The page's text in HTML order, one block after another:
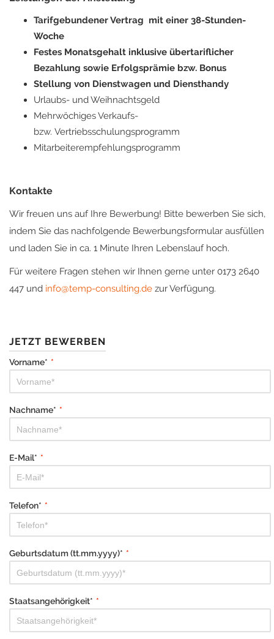
Tarifgebundener Vertrag mit einer 38-Stunden-
Woche
Festes Monatsgehalt inklusive übertariflicher
Bezahlung sowie Erfolgsprämie bzw. Bonus
Stellung von Dienstwagen und Diensthandy
Urlaubs- und Weihnachtsgeld
Mehrwöchiges Verkaufs-
bzw. Vertriebsschulungsprogramm
Mitarbeiterempfehlungsprogramm
Kontakte
Wir freuen uns auf Ihre Bewerbung! Bitte bewerben Sie sich,
indem Sie das nachfolgende Bewerbungsformular ausfüllen
und laden Sie in ca. 1 Minute Ihren Lebenslauf hoch.
Für weitere Fragen stehen wir Ihnen gerne unter 0173 2640
447 und info@temp-consulting.de zur Verfügung.
JETZT BEWERBEN
Vorname* *
Nachname* *
E-Mail* *
Telefon* *
Geburtsdatum (tt.mm.yyyy)* *
Staatsangehörigkeit* *